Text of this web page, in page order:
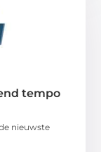
tempo
nieuwste